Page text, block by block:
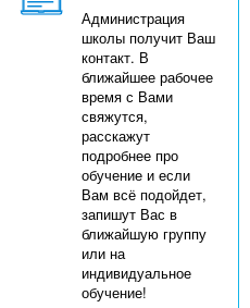
Администрация
школы получит Ваш
контакт. В
ближайшее рабочее
время с Вами
свяжутся,
расскажут
подробнее про
обучение и если
Вам всё подойдет,
запишут Вас в
ближайшую группу
или на
индивидуальное
обучение!